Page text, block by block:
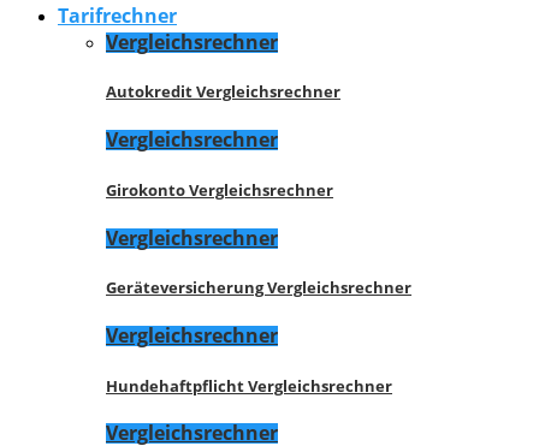
Tarifrechner
Vergleichsrechner
Autokredit Vergleichsrechner
Vergleichsrechner
Girokonto Vergleichsrechner
Vergleichsrechner
Geräteversicherung Vergleichsrechner
Vergleichsrechner
Hundehaftpflicht Vergleichsrechner
Vergleichsrechner